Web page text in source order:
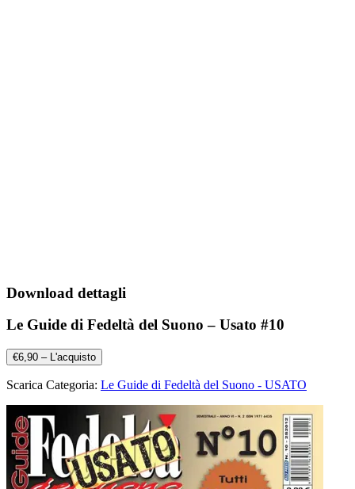
Download dettagli
Le Guide di Fedeltà del Suono – Usato #10
€6,90 – L'acquisto
Scarica Categoria: Le Guide di Fedeltà del Suono - USATO